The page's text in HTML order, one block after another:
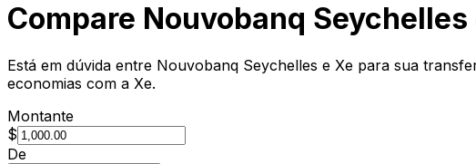
Compare Nouvobanq Seychelles
Está em dúvida entre Nouvobanq Seychelles e Xe para sua
economias com a Xe.
Montante
$
De